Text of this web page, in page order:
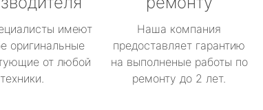
имеют
оригинальные
от любой
техники.
Наша компания
предоставляет гарантию
на выполненые работы по
ремонту до 2 лет.